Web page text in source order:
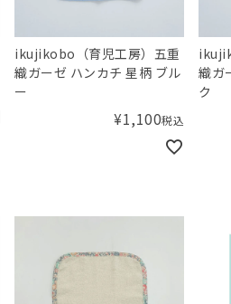
ikujikobo（育児工房）五重
織ガーゼ ハンカチ 星柄 ブル
ー
¥1,100税込
織ガ
ク